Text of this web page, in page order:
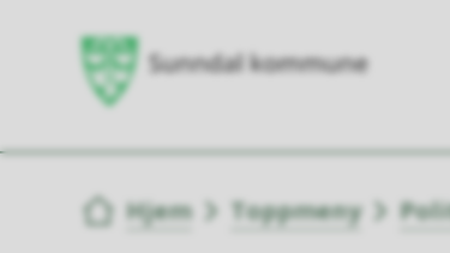
Du er her:
Hjem Toppmeny